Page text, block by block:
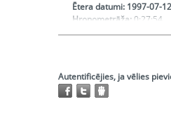
Ētera datumi: 1997-07-
Hronometrāža: 0:27:54
Piedalās:Gruzītis
Trešo pušu autortiesības:
Autentificējies, ja vēlies